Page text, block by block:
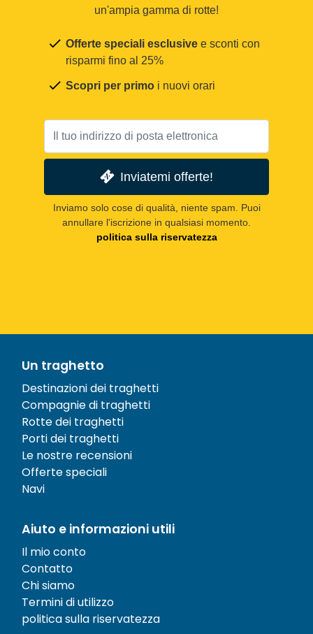
un'ampia gamma di rotte!
Offerte speciali esclusive e sconti con
risparmi fino al 25%
Scopri per primo i nuovi orari
Inviatemi offerte!
Inviamo solo cose di qualità, niente spam. Puoi
annullare l'iscrizione in qualsiasi momento.
politica sulla riservatezza
Un traghetto
Destinazioni dei traghetti
Compagnie di traghetti
Rotte dei traghetti
Porti dei traghetti
Le nostre recensioni
Offerte speciali
Navi
Aiuto e informazioni utili
Il mio conto
Contatto
Chi siamo
Termini di utilizzo
politica sulla riservatezza